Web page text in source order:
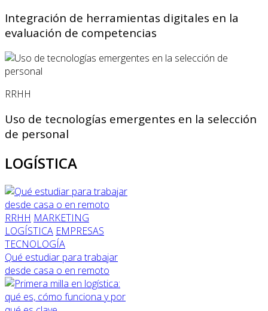
Integración de herramientas digitales en la
evaluación de competencias
RRHH
Uso de tecnologías emergentes en la selección
de personal
LOGÍSTICA
RRHH MARKETING
LOGÍSTICA EMPRESAS
TECNOLOGÍA
Qué estudiar para trabajar
desde casa o en remoto